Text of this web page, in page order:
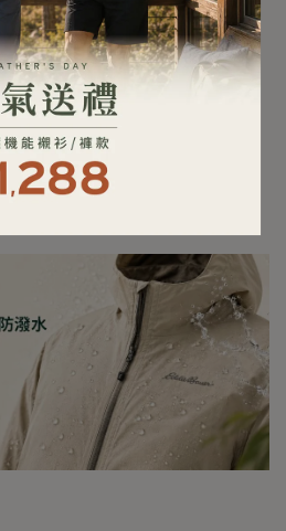
氣科技
塗層
口）、內部拉鍊口袋